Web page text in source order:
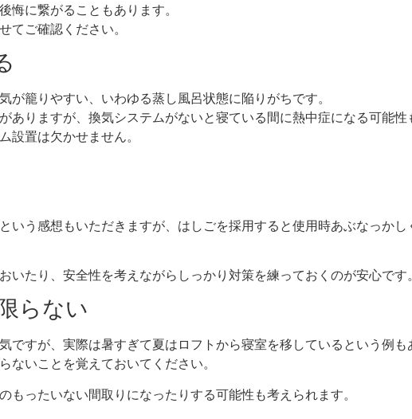
悔に繋がることもあります。
てご確認ください。
籠りやすい、いわゆる蒸し風呂状態に陥りがちです。
りますが、換気システムがないと寝ている間に熱中症になる可能性
設置は欠かせません。
いう感想もいただきますが、はしごを採用すると使用時あぶなっか
たり、安全性を考えながらしっかり対策を練っておくのが安心です。
らない
すが、実際は暑すぎて夏はロフトから寝室を移しているという例も
いことを覚えておいてください。
ったいない間取りになったりする可能性も考えられます。